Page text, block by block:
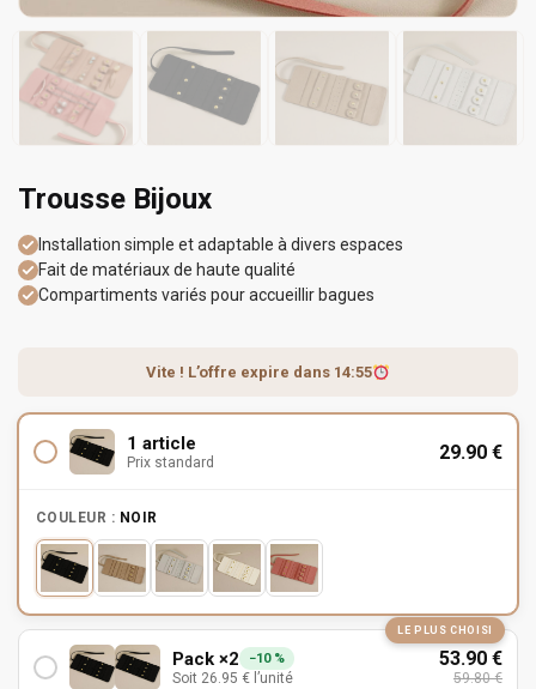
Trousse Bijoux
Installation simple et adaptable à divers espaces
Fait de matériaux de haute qualité
Compartiments variés pour accueillir bagues
Vite ! L’offre expire dans 14:55
1 article
Prix standard 29.90 €
COULEUR : NOIR
LE PLUS CHOISI
Pack ×2 −10 %
Soit 26.95 € l’unité
53.90 €
59.80€